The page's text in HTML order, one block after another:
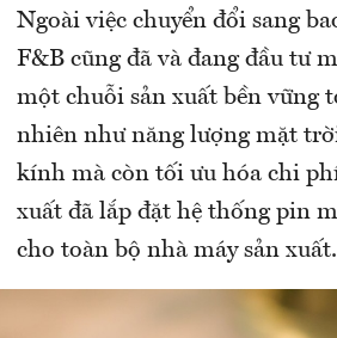
Ngoài việc chuyển đổi sang
F&B cũng đã và đang đầu tư
một chuỗi sản xuất bền vững
nhiên như năng lượng mặt
kính mà còn tối ưu hóa chi
xuất đã lắp đặt hệ thống pin
cho toàn bộ nhà máy sản xuất.